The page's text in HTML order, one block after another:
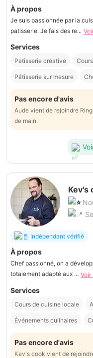
À propos
Je suis passionnée par la
patisserie. Je fais des re...
Services
Patisserie créative
Pâtisserie sur mesure
Pas encore d'avis
Aude vient de rejoindre
de main.
Kev's
Indépendant vérifié
À propos
Chef passionné, on a
totalement adapté aux ... Voir
Services
Cours de cuisine locale
Événements culinaires
Pas encore d'avis
Kev's cook vient de